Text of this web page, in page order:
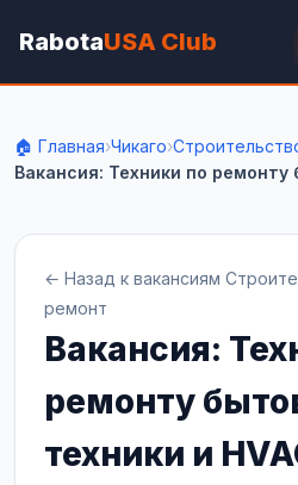
RabotaUSA Club
🏠 Главная›Чикаго›
Вакансия: Техники по ремонту
← Назад к вакансиям
ремонт
Вакансия:
ремонту
техники и